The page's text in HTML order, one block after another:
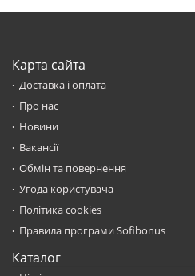
Карта сайта
Доставка і оплата
Про нас
Новини
Вакансії
Обмін та повернення
Угода користувача
Політика cookies
Правила програми Sofibonus
Каталог